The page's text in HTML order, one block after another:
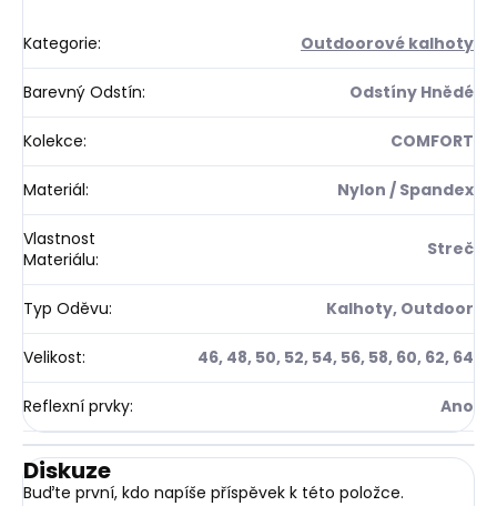
Kategorie: Outdoorové kalhoty
Barevný Odstín: Odstíny Hnědé
Kolekce: COMFORT
Materiál: Nylon / Spandex
Vlastnost
Materiálu: Streč
Typ Oděvu: Kalhoty, Outdoor
Velikost: 46, 48, 50, 52, 54, 56, 58, 60, 62, 64
Reflexní prvky: Ano
Diskuze
Buďte první, kdo napíše příspěvek k této položce.